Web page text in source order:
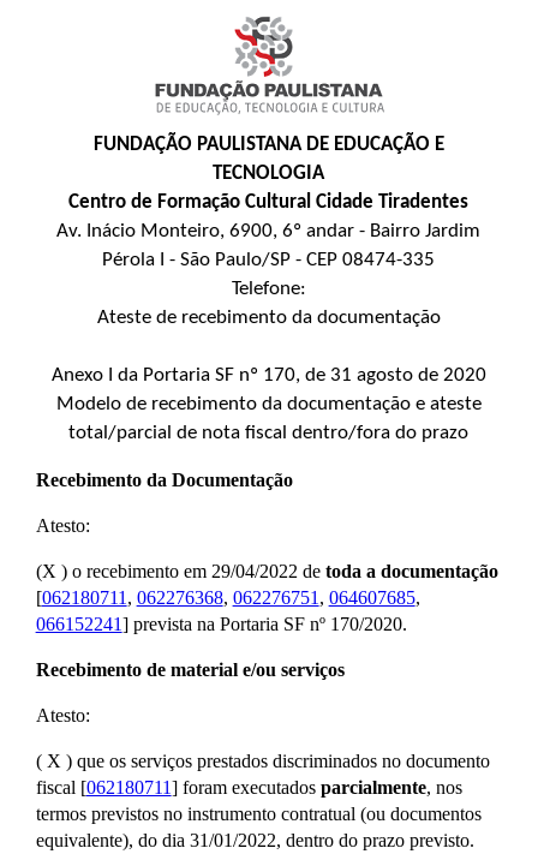
FUNDAÇÃO PAULISTANA DE EDUCAÇÃO E
TECNOLOGIA
Centro de Formação Cultural Cidade Tiradentes
Av. Inácio Monteiro, 6900, 6º andar - Bairro Jardim
Pérola I - São Paulo/SP - CEP 08474-335
Telefone:
Ateste de recebimento da documentação
Anexo I daPortaria SF nº 170, de 31 agosto de 2020
Modelo de recebimento da documentação e ateste
total/parcial de nota fiscal dentro/fora do prazo
Recebimento da Documentação
Atesto:
(X ) o recebimento em 29/04/2022 de toda a documentação
[062180711 , 062276368, 062276751 , 064607685,
066152241] prevista na Portaria SF nº 170/2020.
Recebimento de material e/ou serviços
Atesto:
( X ) que os serviços prestados discriminados no documento
fiscal [062180711] foram executados parcialmente, nos
termos previstos no instrumento contratual (ou documentos
equivalente), do dia 31/01/2022, dentro do prazo previsto.